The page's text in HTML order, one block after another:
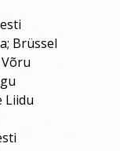
Brüssel
Liidu